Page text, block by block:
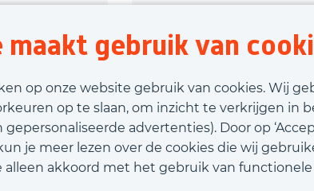
maakt gebruik van
op onze website gebruik van cookies. Wij
op te slaan, om inzicht te verkrijgen in
advertenties). Door op
je meer lezen over de cookies die wij
alleen akkoord met het gebruik van functionele
Bekijk vacature
Call-to-action bij